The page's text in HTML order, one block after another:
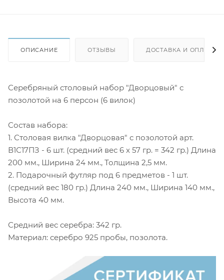
ОПИСАНИЕ ОТЗЫВЫ ДОСТАВКА И ОПЛАТА
Серебряный столовый набор "Дворцовый" с
позолотой на 6 персон (6 вилок)
Состав набора:
1. Столовая вилка "Дворцовая" с позолотой арт.
В1С17ПЗ - 6 шт. (средний вес 6 х 57 гр. = 342 гр.) Длина
200 мм., Ширина 24 мм., Толщина 2,5 мм.
2. Подарочный футляр под 6 предметов - 1 шт.
(средний вес 180 гр.) Длина 240 мм., Ширина 140 мм.,
Высота 40 мм.
Средний вес серебра: 342 гр.
Материал: серебро 925 пробы, позолота.